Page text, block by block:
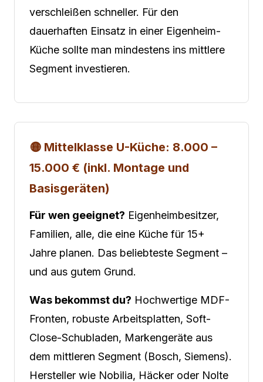
verschleißen schneller. Für den
dauerhaften Einsatz in einer Eigenheim-
Küche sollte man mindestens ins mittlere
Segment investieren.
🟡 Mittelklasse U-Küche: 8.000 –
15.000 € (inkl. Montage und
Basisgeräten)
Für wen geeignet? Eigenheimbesitzer,
Familien, alle, die eine Küche für 15+
Jahre planen. Das beliebteste Segment –
und aus gutem Grund.
Was bekommst du? Hochwertige MDF-
Fronten, robuste Arbeitsplatten, Soft-
Close-Schubladen, Markengeräte aus
dem mittleren Segment (Bosch, Siemens).
Hersteller wie Nobilia, Häcker oder Nolte